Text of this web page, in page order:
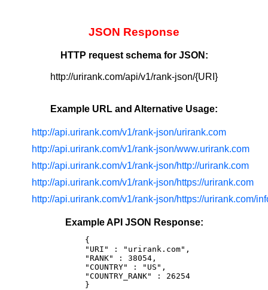
JSON Response
HTTP request schema for JSON:
http://urirank.com/api/v1/rank-json/{URI}
Example URL and Alternative Usage:
http://api.urirank.com/v1/rank-json/urirank.com
http://api.urirank.com/v1/rank-json/www.urirank.com
http://api.urirank.com/v1/rank-json/http://urirank.com
http://api.urirank.com/v1/rank-json/https://urirank.com
http://api.urirank.com/v1/rank-json/https://urirank.com/
Example API JSON Response:
{
"URI" : "urirank.com",
"RANK" : 38054,
"COUNTRY" : "US",
"COUNTRY_RANK" : 26254
}